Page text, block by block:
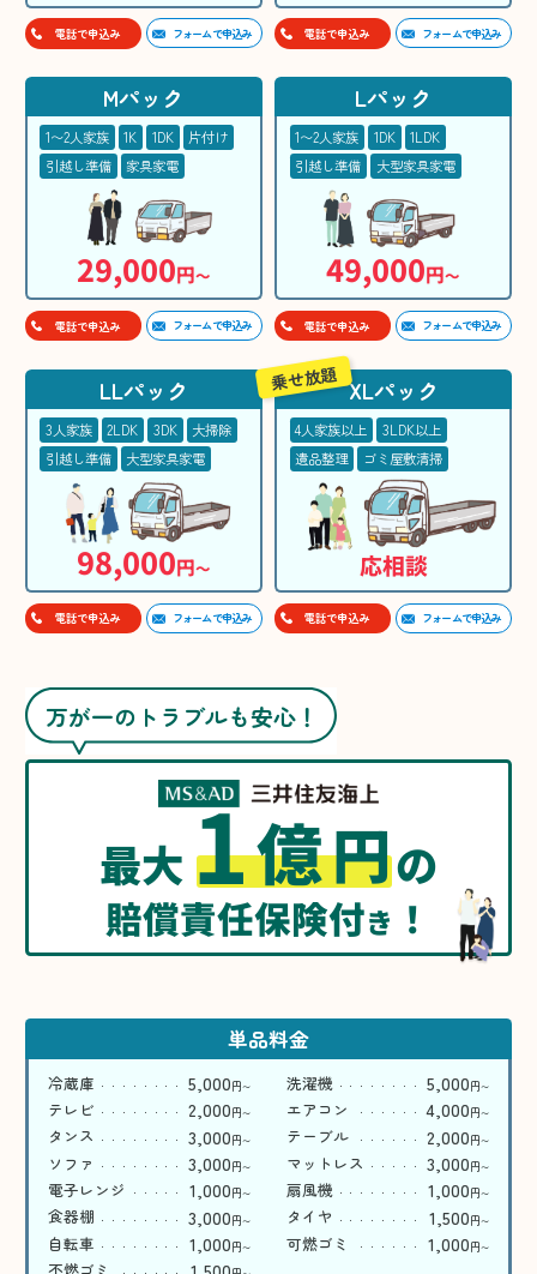
電話で申込み フォームで申込み 電話で申込み フォームで申込み
Mパック
1〜2人家族 1K 1DK
片付け
引越し準備
家具家電
29,000円〜
電話で申込み フォームで申込み
Lパック
1〜2人家族 1DK
1LDK
引越し準備
大型家具家電
49,000円〜
電話で申込み フォームで申込み
LLパック
3人家族 2LDK 3DK
大掃除
引越し準備
大型家具家電
98,000円〜
電話で申込み フォームで申込み
XLパック
4人家族以上
3LDK以上
遺品整理
ゴミ屋敷清掃
応相談
乗せ放題
電話で申込み フォームで申込み
万が一のトラブルも安心！
最大1億円の
賠償責任保険付き ！
単品料金
冷蔵庫 5,000円〜 洗濯機 5,000円〜
テレビ 2,000円〜 エアコン 4,000円〜
タンス 3,000円〜 テーブル 2,000円〜
ソファ 3,000円〜 マットレス 3,000円〜
電子レンジ 1,000円〜 扇風機 1,000円〜
食器棚 3,000円〜 タイヤ 1,500円〜
自転車 1,000円〜 可燃ゴミ 1,000円〜